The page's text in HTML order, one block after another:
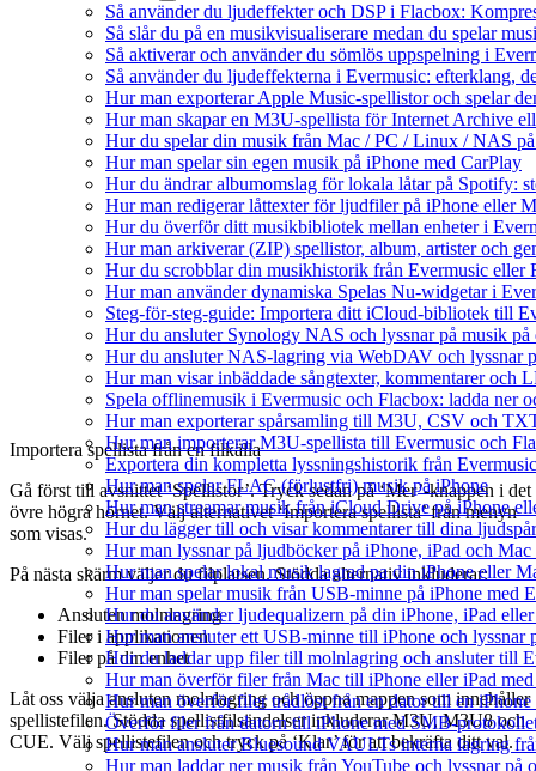
Så använder du ljudeffekter och DSP i Flacbox:
Så slår du på en musikvisualiserare medan du spelar
Så aktiverar och använder du sömlös uppspelning i
Så använder du ljudeffekterna i Evermusic: efterklang,
Hur man exporterar Apple Music-spellistor och spelar
Hur man skapar en M3U-spellista för Internet Archive
Hur du spelar din musik från Mac / PC / Linux / NAS
Hur man spelar sin egen musik på iPhone med CarPlay
Hur du ändrar albumomslag för lokala låtar på Spotify:
Hur man redigerar låttexter för ljudfiler på iPhone eller
Hur du överför ditt musikbibliotek mellan enheter i
Hur man arkiverar (ZIP) spellistor, album, artister och
Hur du scrobblar din musikhistorik från Evermusic eller
Hur man använder dynamiska Spelas Nu-widgetar i
Steg-för-steg-guide: Importera ditt iCloud-bibliotek till
Hur du ansluter Synology NAS och lyssnar på musik
Hur du ansluter NAS-lagring via WebDAV och lyssnar
Hur man visar inbäddade sångtexter, kommentarer och
Spela offlinemusik i Evermusic och Flacbox: ladda ner
Hur man exporterar spårsamling till M3U, CSV och
Hur man importerar M3U-spellista till Evermusic och
Exportera din kompletta lyssningshistorik från
Hur man spelar FLAC (förlustfri) musik på iPhone
Hur man streamar musik från iCloud Drive på iPhone
Hur du lägger till och visar kommentarer till dina
Hur man lyssnar på ljudböcker på iPhone, iPad och
Hur man spelar lokal musik lagrad pa din iPhone eller
Hur man spelar musik från USB-minne på iPhone med
Hur du använder ljudequalizern på din iPhone, iPad
Hur man ansluter ett USB-minne till iPhone och lyssnar
Hur du laddar upp filer till molnlagring och ansluter till
Hur man överför filer från Mac till iPhone eller iPad
Hur man överför filer trådlöst från en dator till en
Överför filer från datorn till iPhone med SMB-
Hur man ansluter Bluesound VAULTs interna lagring
Hur man laddar ner musik från YouTube och lyssnar på
Importera spellista från en filkälla
Gå först till avsnittet ‘Spellistor’. Tryck sedan på ‘Mer’-knappen i det
övre högra hörnet. Välj alternativet ‘Importera spellista’ från menyn
som visas.
På nästa skärm väljer du filplatsen. Stödda alternativ inkluderar:
Ansluten molnlagring
Filer i applikationen
Filer på din enhet
Låt oss välja ansluten molnlagring och öppna mappen som innehåller
spellistefilen. Stödda spellistfilsändelser inkluderar M3U, M3U8 och
CUE. Välj spellistefilen och tryck på ‘Klar’ för att bekräfta ditt val.